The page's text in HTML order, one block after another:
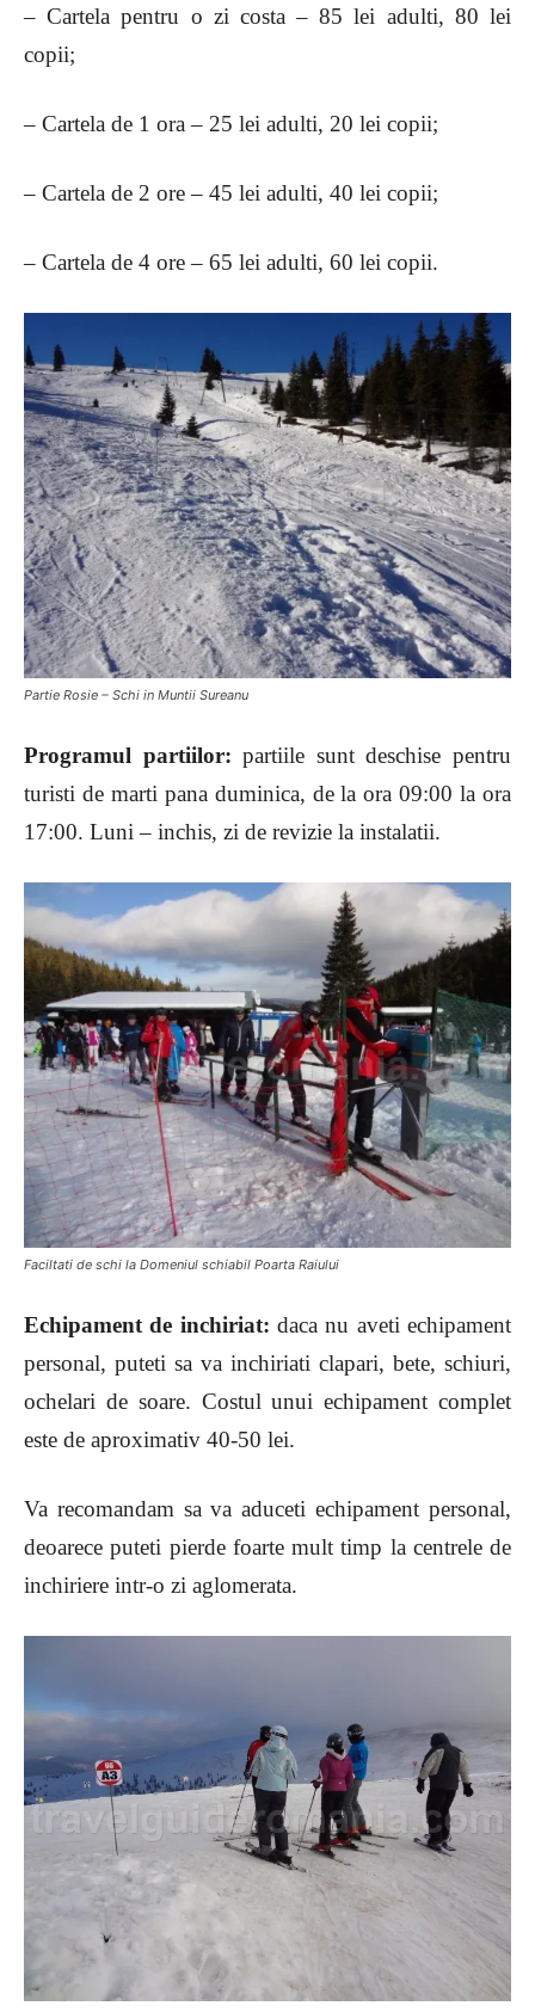
– Cartela pentru o zi costa – 85 lei adulti, 80 lei
copii;
– Cartela de 1 ora – 25 lei adulti, 20 lei copii;
– Cartela de 2 ore – 45 lei adulti, 40 lei copii;
– Cartela de 4 ore – 65 lei adulti, 60 lei copii.
Partie Rosie – Schi in Muntii Sureanu
Programul partiilor:partiile sunt deschise pentru
turisti de marti pana duminica, de la ora 09:00 la ora
17:00. Luni – inchis, zi de revizie la instalatii.
Faciltati de schi la Domeniul schiabil Poarta Raiului
Echipament de inchiriat: daca nu aveti echipament
personal, puteti sa va inchiriati clapari, bete, schiuri,
ochelari de soare. Costul unui echipament complet
este de aproximativ 40-50 lei.
Va recomandam sa va aduceti echipament personal,
deoarece puteti pierde foarte mult timp la centrele de
inchiriere intr-o zi aglomerata.